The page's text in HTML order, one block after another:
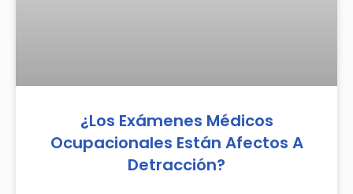
¿Los Exámenes Médicos
Ocupacionales Están Afectos A
Detracción?